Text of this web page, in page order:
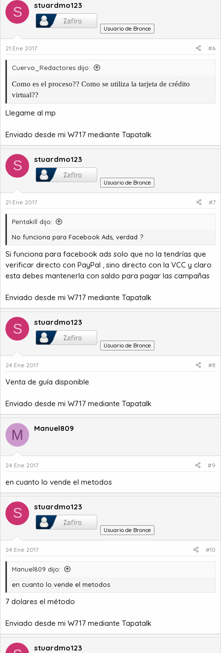
S stuardmo123
Usuario de Bronce
21 Ene 2017 #6
Cuervo_Redactores dijo:
Como es el proceso?? Como se utiliza la tarjeta de crédito
virtual??
Llegame al mp
Enviado desde mi W717 mediante Tapatalk
S stuardmo123
Usuario de Bronce
21 Ene 2017 #7
Pentakill dijo:
No funciona para Facebook Ads, verdad ?
Si funciona para facebook ads solo que no la tendrías que
verificar directo con PayPal , sino directo con la VCC y claro
esta debes mantenerla con saldo para pagar las campañas
Enviado desde mi W717 mediante Tapatalk
S stuardmo123
Usuario de Bronce
24 Ene 2017 #8
Venta de guía disponible
Enviado desde mi W717 mediante Tapatalk
M Manuel809
24 Ene 2017 #9
en cuanto lo vende el metodos
S stuardmo123
Usuario de Bronce
24 Ene 2017 #10
Manuel809 dijo:
en cuanto lo vende el metodos
7 dolares el método
Enviado desde mi W717 mediante Tapatalk
stuardmo123